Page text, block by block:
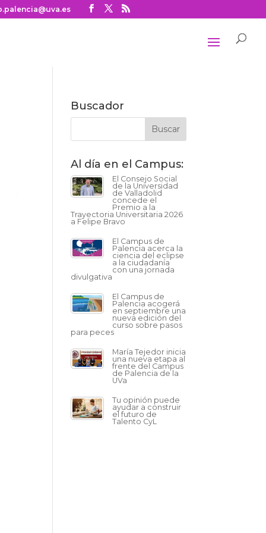
Buscador
Al día en el Campus:
El Consejo Social
de la Universidad
de Valladolid
concede el
Premio a la
Trayectoria Universitaria 2026
a Felipe Bravo
El Campus de
Palencia acerca la
ciencia del eclipse
a la ciudadanía
con una jornada
divulgativa
El Campus de
Palencia acogerá
en septiembre una
nueva edición del
curso sobre pasos
para peces
María Tejedor inicia
una nueva etapa al
frente del Campus
de Palencia de la
UVa
Tu opinión puede
ayudar a construir
el futuro de
Talento CyL